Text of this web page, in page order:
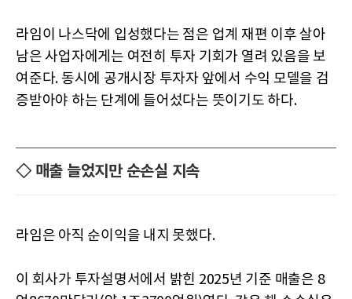
라임이 나스닥에 입성했다는 점은 업계 재편 이후 살아
남은 사업자에게는 여전히 투자 기회가 열려 있음을 보
여준다. 동시에 공개시장 투자자 앞에서 수익 모델을 검
증받아야 하는 단계에 들어섰다는 뜻이기도 하다.
◇ 매출 늘었지만 순손실 지속
라임은 아직 순이익을 내지 못했다.
이 회사가 투자설명서에서 밝힌 2025년 기준 매출은 8